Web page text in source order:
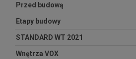
Przed budową
Etapy budowy
STANDARD WT 2021
Wnętrza VOX